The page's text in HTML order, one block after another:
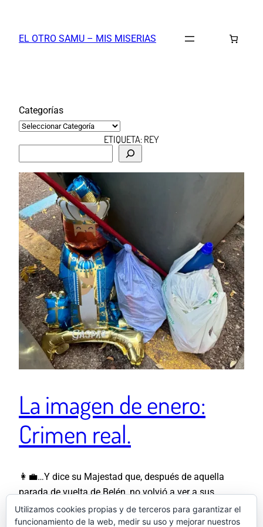
contenido
EL OTRO SAMU – MIS MISERIAS
Categorías
ETIQUETA:REY
s
c
a
r
La imagen de enero:
Crimen real.
👩‍💼…Y dice su Majestad que, después de aquella
parada de vuelta de Belén, no volvió a ver a sus
camaradas. Y que esta fotografía (que llamaremos
PRUEBA C) con dos enormes bolsas sanguinolentas
Utilizamos cookies propias y de terceros para garantizar el
funcionamiento de la web, medir su uso y mejorar nuestros